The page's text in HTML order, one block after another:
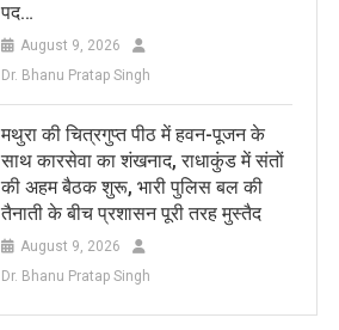
पद…
August 9, 2026
Dr. Bhanu Pratap Singh
मथुरा की चित्रगुप्त पीठ में हवन-पूजन के
साथ कारसेवा का शंखनाद, राधाकुंड में संतों
की अहम बैठक शुरू, भारी पुलिस बल की
तैनाती के बीच प्रशासन पूरी तरह मुस्तैद
August 9, 2026
Dr. Bhanu Pratap Singh